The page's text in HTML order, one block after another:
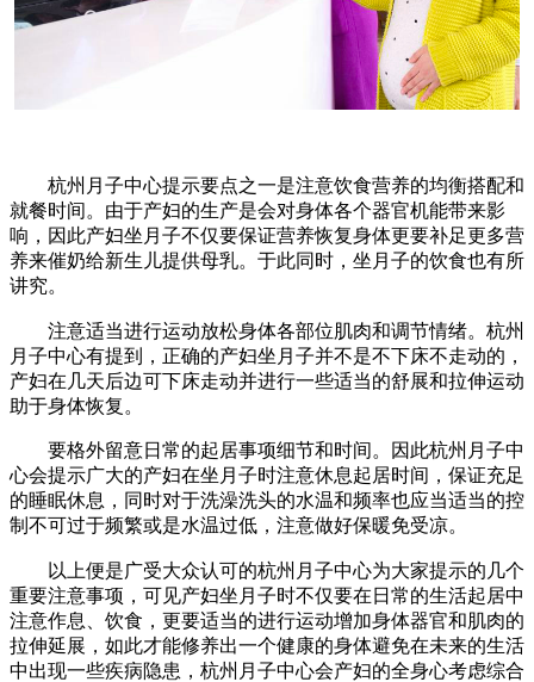
杭州月子中心提示要点之一是注意饮食营养的均衡搭配和
就餐时间。由于产妇的生产是会对身体各个器官机能带来影
响，因此产妇坐月子不仅要保证营养恢复身体更要补足更多营
养来催奶给新生儿提供母乳。于此同时，坐月子的饮食也有所
讲究。
注意适当进行运动放松身体各部位肌肉和调节情绪。杭州
月子中心有提到，正确的产妇坐月子并不是不下床不走动的，
产妇在几天后边可下床走动并进行一些适当的舒展和拉伸运动
助于身体恢复。
要格外留意日常的起居事项细节和时间。因此杭州月子中
心会提示广大的产妇在坐月子时注意休息起居时间，保证充足
的睡眠休息，同时对于洗澡洗头的水温和频率也应当适当的控
制不可过于频繁或是水温过低，注意做好保暖免受凉。
以上便是广受大众认可的杭州月子中心为大家提示的几个
重要注意事项，可见产妇坐月子时不仅要在日常的生活起居中
注意作息、饮食，更要适当的进行运动增加身体器官和肌肉的
拉伸延展，如此才能修养出一个健康的身体避免在未来的生活
中出现一些疾病隐患，杭州月子中心会产妇的全身心考虑综合